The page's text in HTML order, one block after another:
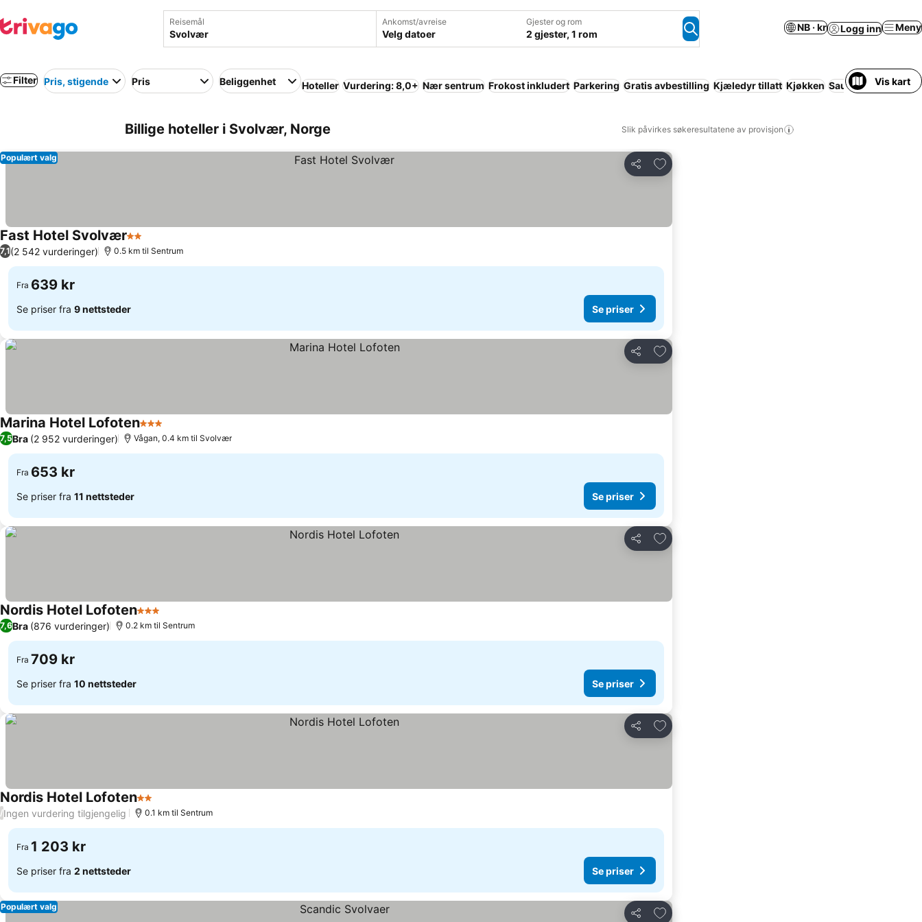
Reisemål Ankomst/avreise
Velg datoer
Gjester og rom
2 gjester, 1 rom
NB · kr Logg inn Meny
Filter Pris, stigende Pris Beliggenhet Hoteller Vurdering: 8,0+ Nær sentrum Frokost inkludert Parkering Gratis avbestilling Kjæledyr tillatt Kjøkken Sauna Wi-fiVis kart
Billige hoteller i Svolvær, Norge Slik påvirkes søkeresultatene av provisjon
Del
Legg til i favoritter
Populært valg
Fast Hotel Svolvær2 Stjerner
7,1(2 542 vurderinger) 0.5 km til Sentrum
Fra 639 kr
Se priser fra 9 nettsteder Se priser
Del
Legg til i favoritter
Marina Hotel Lofoten3 Stjerner
7,5Bra (2 952 vurderinger) Vågan, 0.4 km til Svolvær
Fra 653 kr
Se priser fra 11 nettsteder Se priser
Del
Legg til i favoritter
Nordis Hotel Lofoten3 Stjerner
7,6Bra (876 vurderinger) 0.2 km til Sentrum
Fra 709 kr
Se priser fra 10 nettsteder Se priser
Del
Legg til i favoritter
Nordis Hotel Lofoten2 Stjerner
/Ingen vurdering tilgjengelig 0.1 km til Sentrum
Fra 1 203 kr
Se priser fra 2 nettsteder Se priser
Del
Legg til i favoritter
Populært valg